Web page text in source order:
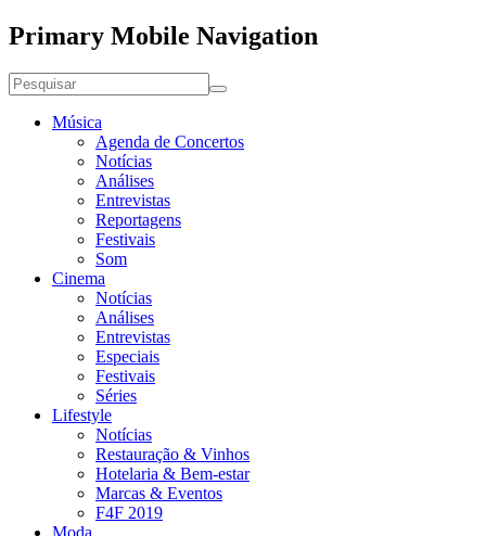
Primary Mobile Navigation
Música
Agenda de Concertos
Notícias
Análises
Entrevistas
Reportagens
Festivais
Som
Cinema
Notícias
Análises
Entrevistas
Especiais
Festivais
Séries
Lifestyle
Notícias
Restauração & Vinhos
Hotelaria & Bem-estar
Marcas & Eventos
F4F 2019
Moda